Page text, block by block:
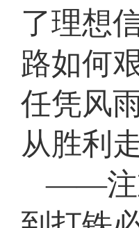
了理想
路如何
任凭风
从胜利
——注